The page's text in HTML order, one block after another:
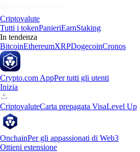
Criptovalute
Tutti i tokenPanieriEarnStaking
In tendenza
BitcoinEthereumXRPDogecoinCronos
Crypto.com AppPer tutti gli utenti
Inizia
CriptovaluteCarta prepagata VisaLevel Up
OnchainPer gli appassionati di Web3
Ottieni estensione